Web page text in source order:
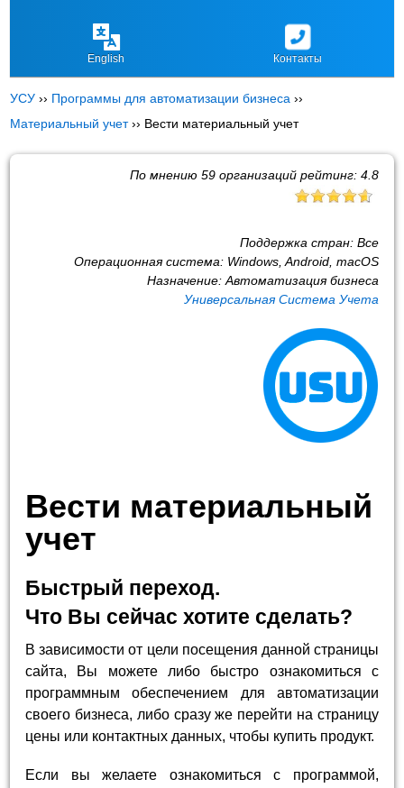
English Контакты
УСУ ›› Программы для автоматизации бизнеса ››
Материальный учет›› Вести материальный учет
По мнению 59организаций рейтинг: 4.8
Поддержка стран: Все
Операционная система: Windows, Android, macOS
Назначение: Автоматизация бизнеса
Универсальная Система Учета
Вести материальный
учет
Быстрый переход.
Что Вы сейчас хотите сделать?
В зависимости от цели посещения данной страницы
сайта, Вы можете либо быстро ознакомиться с
программным обеспечением для автоматизации
своего бизнеса, либо сразу же перейти на страницу
цены или контактных данных, чтобы купить продукт.
Если вы желаете ознакомиться с программой,